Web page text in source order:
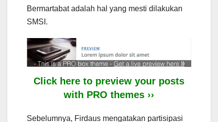
Bermartabat adalah hal yang mesti dilakukan
SMSI.
Click here to preview your posts
with PRO themes ››
Sebelumnya, Firdaus mengatakan partisipasi